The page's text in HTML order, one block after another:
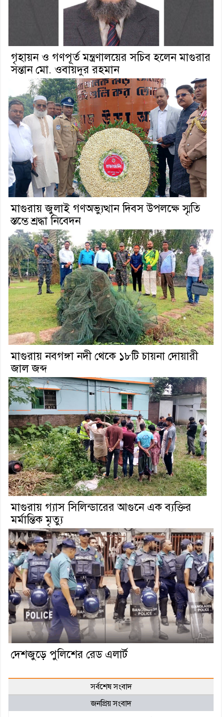
গৃহায়ন ও গণপূর্ত মন্ত্রণালয়ের সচিব হলেন মাগুরার
সন্তান মো. ওবায়দুর রহমান
মাগুরায় জুলাই গণঅভ্যুত্থান দিবস উপলক্ষে স্মৃতি
স্তম্ভে শ্রদ্ধা নিবেদন
মাগুরায় নবগঙ্গা নদী থেকে ১৮টি চায়না দোয়ারী
জাল জব্দ
মাগুরায় গ্যাস সিলিন্ডারের আগুনে এক ব্যক্তির
মর্মান্তিক মৃত্যু
দেশজুড়ে পুলিশের রেড এলার্ট
সর্বশেষ সংবাদ
জনপ্রিয় সংবাদ